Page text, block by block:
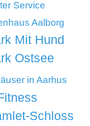
Service
Aalborg
Mit Hund
Ostsee
in Aarhus
Schloss